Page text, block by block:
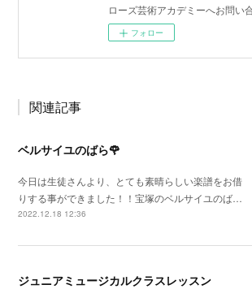
ローズ芸術アカデミーへお問い
フォロー
関連記事
ベルサイユのばら🌹
今日は生徒さんより、とても素晴らしい楽譜をお借
りする事ができました！！宝塚のベルサイユのば…
2022.12.18 12:36
ジュニアミュージカルクラスレッスン